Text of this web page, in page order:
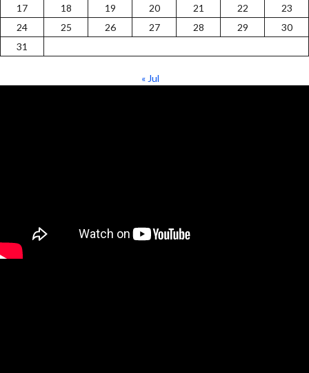
17
18 19 20 21 22
23
24
25 26 27 28 29
30
31
« Jul